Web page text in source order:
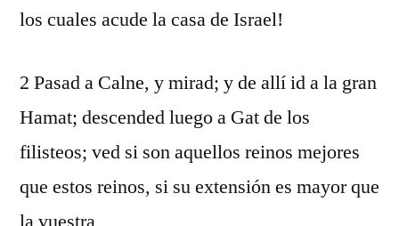
los cuales acude la casa de Israel!
2 Pasad a Calne, y mirad; y de allí id a la gran
Hamat; descended luego a Gat de los
filisteos; ved si son aquellos reinos mejores
que estos reinos, si su extensión es mayor que